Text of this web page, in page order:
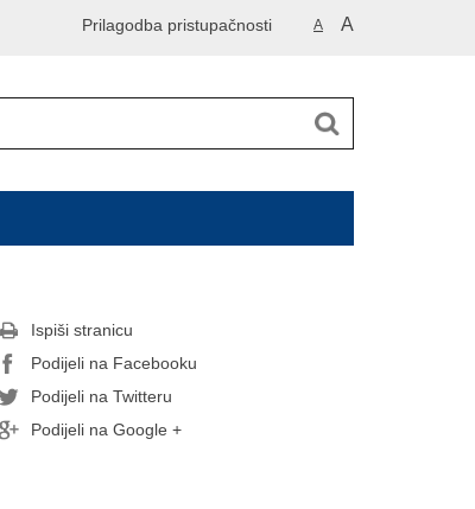
A A
Prilagodba pristupačnosti
Ispiši stranicu
Podijeli na Facebooku
Podijeli na Twitteru
Podijeli na Google +